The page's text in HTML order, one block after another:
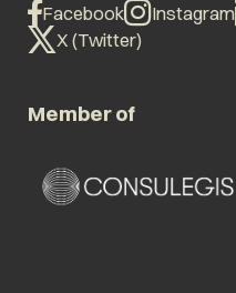
Facebook Instagram
X (Twitter)
Member of